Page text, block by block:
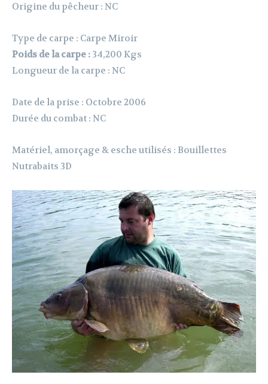
Origine du pêcheur : NC
Type de carpe : Carpe Miroir
Poids de la carpe : 34,200 Kgs
Longueur de la carpe : NC
Date de la prise : Octobre 2006
Durée du combat : NC
Matériel, amorçage & esche utilisés : Bouillettes
Nutrabaits 3D